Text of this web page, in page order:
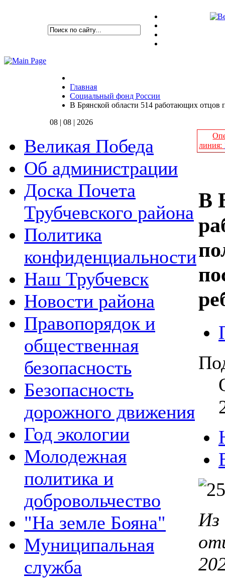
Главная
Социальный фонд России
В Брянской области 514 работающих отцов
08 | 08 | 2026
Великая Победа
Об администрации
Доска Почета
Трубчевского района
Политика
конфиденциальности
Наш Трубчевск
Новости района
Правопорядок и
общественная
безопасность
Безопасность
дорожного движения
Год экологии
Молодежная
политика и
добровольчество
"На земле Бояна"
Муниципальная
служба
линия:
В
Из